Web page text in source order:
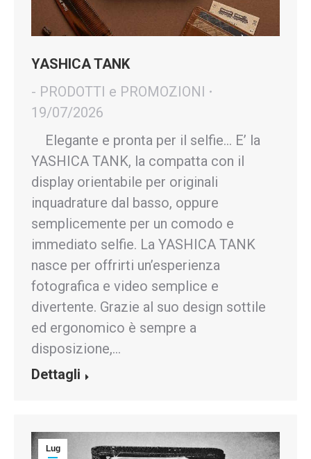
YASHICA TANK
- PRODOTTI e PROMOZIONI
19/07/2026
Elegante e pronta per il selfie… E’ la
YASHICA TANK, la compatta con il
display orientabile per originali
inquadrature dal basso, oppure
semplicemente per un comodo e
immediato selfie. La YASHICA TANK
nasce per offrirti un’esperienza
fotografica e video semplice e
divertente. Grazie al suo design sottile
ed ergonomico è sempre a
disposizione,…
Dettagli
Lug